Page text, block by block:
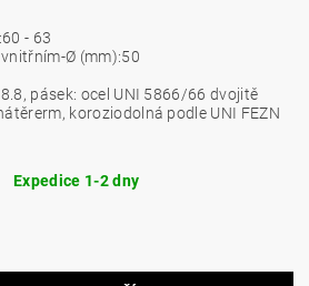
60 - 63
Ø (mm):50
pásek: ocel UNI 5866/66 dvojitě
koroziodolná podle UNI FEZN
Expedice 1-2 dny